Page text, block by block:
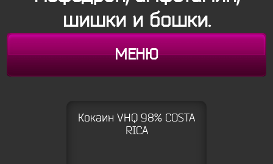
шишки и бошки.
МЕНЮ
Кокаин VHQ 98% COSTA
RICA